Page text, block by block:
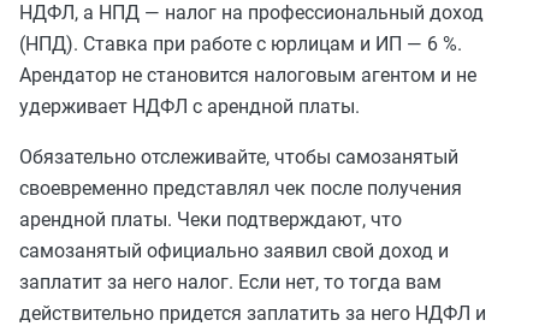
НДФЛ, а НПД — налог на профессиональный доход
(НПД). Ставка при работе с юрлицам и ИП — 6 %.
Арендатор не становится налоговым агентом и не
удерживает НДФЛ с арендной платы.
Обязательно отслеживайте, чтобы самозанятый
своевременно представлял чек после получения
арендной платы. Чеки подтверждают, что
самозанятый официально заявил свой доход и
заплатит за него налог. Если нет, то тогда вам
действительно придется заплатить за него НДФЛ и